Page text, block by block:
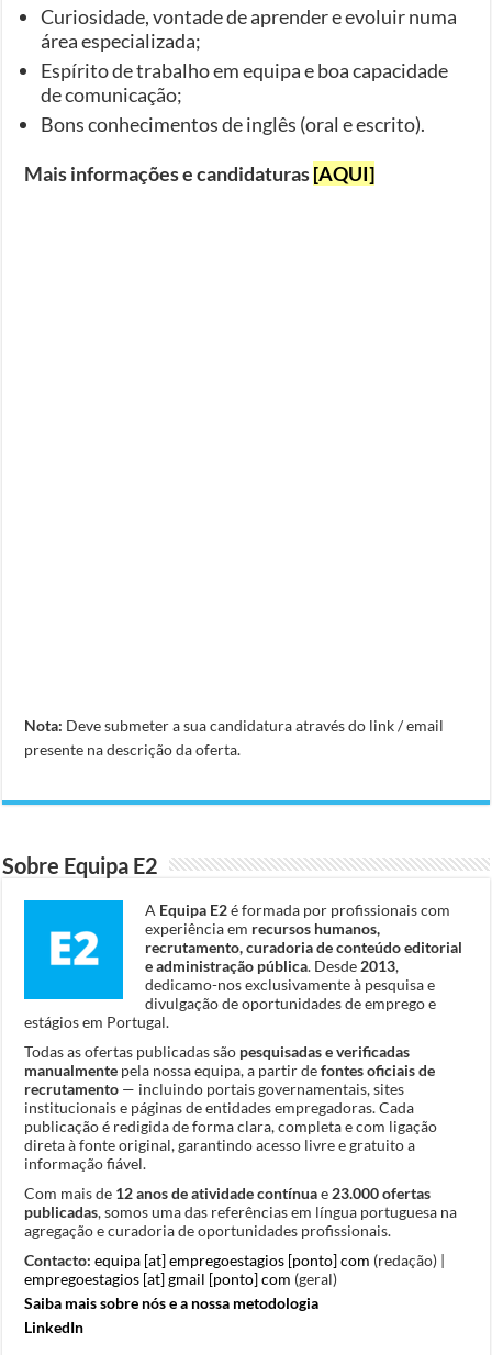
Curiosidade, vontade de aprender e evoluir numa
área especializada;
Espírito de trabalho em equipa e boa capacidade
de comunicação;
Bons conhecimentos de inglês (oral e escrito).
Mais informações e candidaturas[AQUI]
Nota: Deve submeter a sua candidatura através do link / email
presente na descrição da oferta.
Sobre Equipa E2
A Equipa E2é formada por profissionais com
experiência em recursos humanos,
recrutamento, curadoria de conteúdo editorial
e administração pública. Desde 2013,
dedicamo-nos exclusivamente à pesquisa e
divulgação de oportunidades de emprego e
estágios em Portugal.
Todas as ofertas publicadas são pesquisadas e verificadas
manualmente pela nossa equipa, a partir defontes oficiais de
recrutamento — incluindo portais governamentais, sites
institucionais e páginas de entidades empregadoras. Cada
publicação é redigida de forma clara, completa e com ligação
direta à fonte original, garantindo acesso livre e gratuito a
informação fiável.
Com mais de 12 anos de atividade contínuae 23.000 ofertas
publicadas, somos uma das referências em língua portuguesa na
agregação e curadoria de oportunidades profissionais.
Contacto: equipa [at] empregoestagios [ponto] com (redação) |
empregoestagios [at] gmail [ponto] com (geral)
Saiba mais sobre nós e a nossa metodologia
LinkedIn